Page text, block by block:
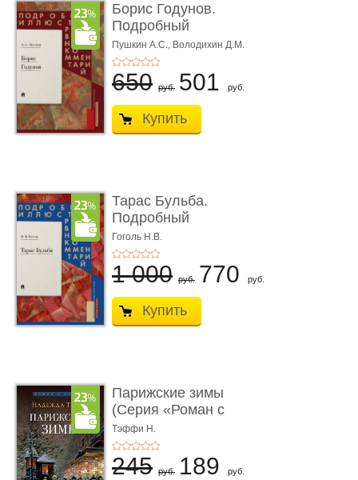
Борис Годунов.
Подробный
иллюстрированный
ком ...
Пушкин А.С., Володихин Д.М.
650 руб. 501 руб.
Купить
Тарас Бульба.
Подробный
иллюстрированный
комм ...
Гоголь Н.В.
1 000 руб. 770 руб.
Купить
Парижские зимы
(Серия «Роман с
книгой»)
Тэффи Н.
245 руб. 189 руб.